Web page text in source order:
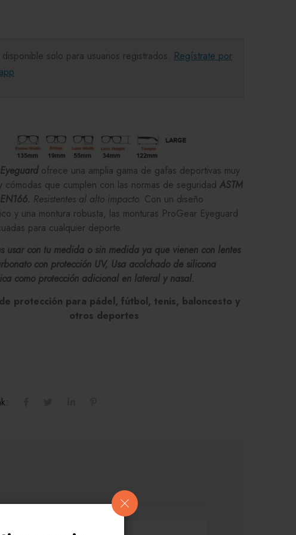
solo para usuarios registrados. Regístrate por
ofrece una amplia gama de gafas deportivas muy
cómodas que cumplen con las normas de seguridad ASTM
Resistentes al alto impacto. Con un diseño
y una montura robusta, las monturas ProGear Eyeguard
para cualquier deporte.
usar con tu medida o sin medida ya que vienen con lentes
con protección UV, Usa acolchado de silicona
como protección adicional en lateral y nasal.
protección para pádel, fútbol, tenis, baloncesto y
otros deportes